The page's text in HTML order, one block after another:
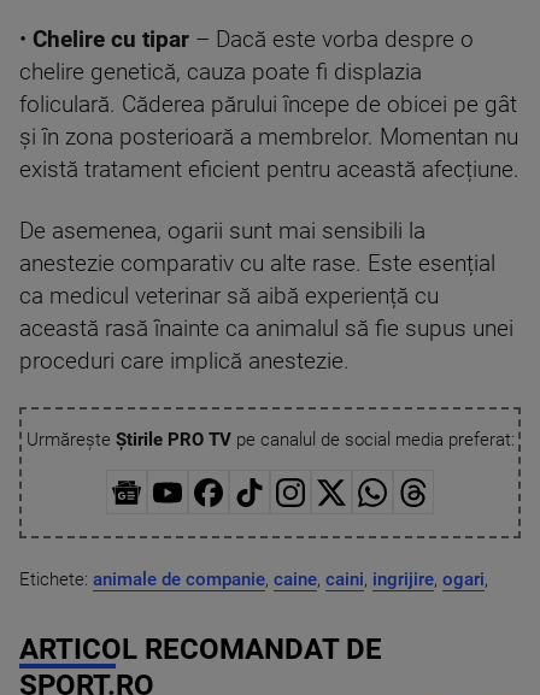
• Chelire cu tipar – Dacă este vorba despre o
chelire genetică, cauza poate fi displazia
foliculară. Căderea părului începe de obicei pe gât
și în zona posterioară a membrelor. Momentan nu
există tratament eficient pentru această afecțiune.
De asemenea, ogarii sunt mai sensibili la
anestezie comparativ cu alte rase. Este esențial
ca medicul veterinar să aibă experiență cu
această rasă înainte ca animalul să fie supus unei
proceduri care implică anestezie.
Urmărește Știrile PRO TVpe canalul de social media preferat:
Etichete: animale de companie, caine, caini, ingrijire, ogari,
ARTICOL RECOMANDAT DE
SPORT.RO